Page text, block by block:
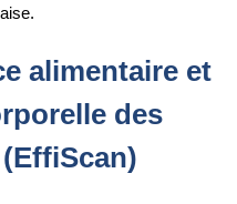
alimentaire et
des